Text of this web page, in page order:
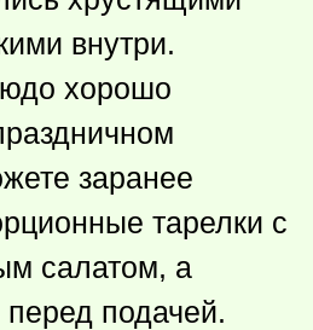
внутри.
хорошо
заранее
тарелки с
салатом, а
подачей.